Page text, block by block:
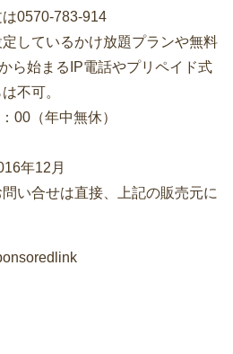
0570-783-914
しているかけ放題プランや無料
ら始まるIP電話やプリペイド式
不可。
00（年中無休）
年12月
い合せは直接、上記の販売元に